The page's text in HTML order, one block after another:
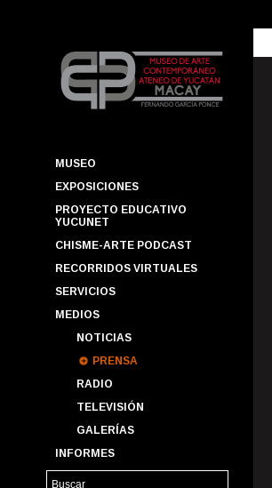
MUSEO
EXPOSICIONES
PROYECTO EDUCATIVO
YUCUNET
CHISME-ARTE PODCAST
RECORRIDOS VIRTUALES
SERVICIOS
MEDIOS
NOTICIAS
PRENSA
RADIO
TELEVISIÓN
GALERÍAS
INFORMES